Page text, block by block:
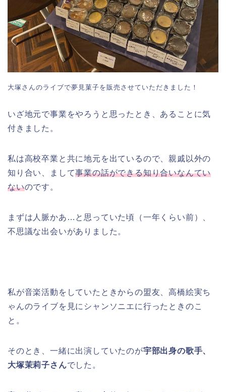
大塚さんのライブで夢見菓子を販売させていただきました！
いざ地元で事業をやろうと思ったとき、あることに気
付きました。
私は高校卒業と共に地元を出ているので、親戚以外の
知り合い、まして事業の話ができる知り合いなんてい
ないのです。
まずは人脈かあ…と思っていた頃（一年くらい前）、
不思議な出会いがありました。
私が音楽活動をしていたときからの盟友、高橋絵実ち
ゃんのライブを見にシャンソニエに行ったときのこ
と。
そのとき、一緒に出演していたのが宇部出身の歌手、
大塚茉莉子さんでした。